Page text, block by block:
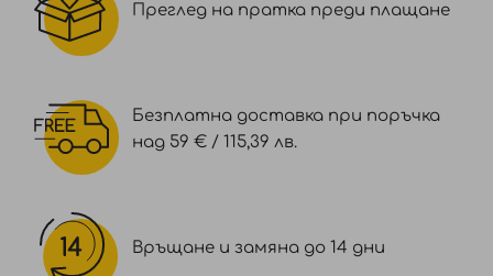
Преглед на пратка преди плащане
Безплатна доставка при поръчка
над 59 € / 115,39 лв.
Връщане и замяна до 14 дни